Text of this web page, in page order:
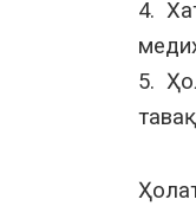
4.
5.